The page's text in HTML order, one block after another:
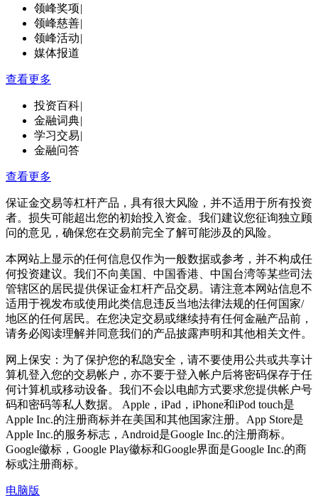
领峰奖项|
领峰慈善|
领峰活动|
媒体报道
查看更多
投资百科|
金融词典|
学习交易|
金融问答
查看更多
保证金交易等杠杆产品，具有很大风险，并不适用于所有投资
者。损失可能超出您的初始投入资金。我们建议您征询独立顾
问的意见，确保您在交易前完全了解可能涉及的风险。
本网站上显示的任何信息仅作为一般数据或参考，并不构成任
何投资建议。我们不向美国、中国香港、中国台湾等某些司法
管辖区的居民提供保证金杠杆产品交易。请注意本网站信息不
适用于视发布或使用此类信息违反当地法律法规的任何国家/
地区的任何居民。在您决定交易或继续持有任何金融产品前，
请务必阅读理解并同意我们的产品披露声明和其他相关文件。
网上保安：为了保护您的私隐安全，请不要使用公共或共享计
算机登入您的交易帐户，亦不要于登入帐户后将密码保存于任
何计算机或移动设备。我们不会以电邮方式要求您提供帐户号
码和密码等私人数据。 Apple，iPad，iPhone和iPod touch是
Apple Inc.的注册商标并在美国和其他国家注册。App Store是
Apple Inc.的服务标志，Android是Google Inc.的注册商标。
Google徽标，Google Play徽标和Google界面是Google Inc.的商
标或注册商标。
电脑版